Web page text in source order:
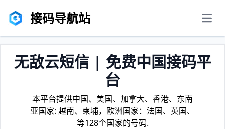
接码导航站
无敌云短信 | 免费中国接码平
台
本平台提供中国、美国、加拿大、香港、东南
亚国家: 越南、柬埔，欧洲国家：法国、英国、
等128个国家的号码.